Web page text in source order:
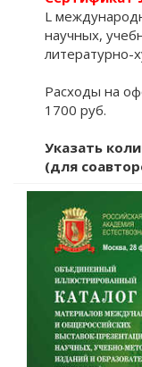
L
научных,
литературно-
Расходы на
1700 руб.
Указать
(для